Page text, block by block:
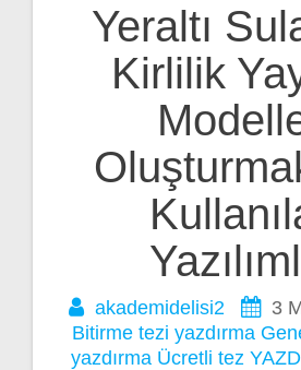
Yeraltı
Kirlilik
akademidelisi2
3
Bitirme tezi yazdırma
yazdırma Ücretli tez
Yazı
gezinmesi